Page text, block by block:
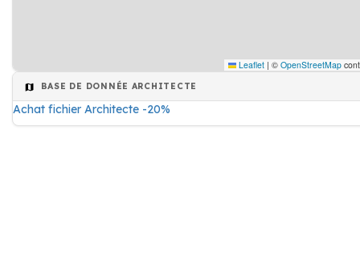
Leaflet | © OpenStreetMap
BASE DE DONNÉE ARCHITECTE
Achat fichier Architecte -20%